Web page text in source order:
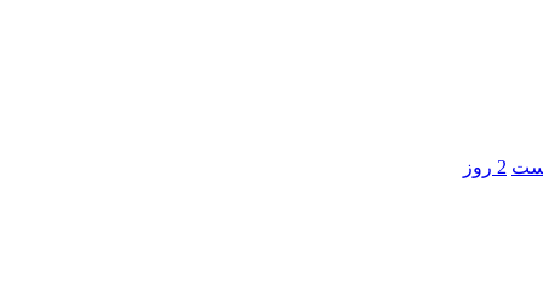
2 روز